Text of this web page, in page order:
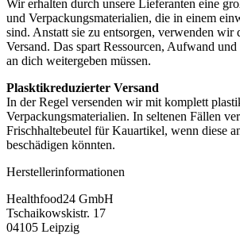
Wir erhalten durch unsere Lieferanten eine
und Verpackungsmaterialien, die in einem
sind. Anstatt sie zu entsorgen, verwenden wir
Versand. Das spart Ressourcen, Aufwand
an dich weitergeben müssen.
Plasktikreduzierter Versand
In der Regel versenden wir mit komplett
Verpackungsmaterialien. In seltenen Fällen
Frischhaltebeutel für Kauartikel, wenn diese
beschädigen könnten.
Herstellerinformationen
Healthfood24 GmbH
Tschaikowskistr. 17
04105 Leipzig